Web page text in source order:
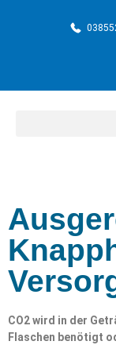
CO2 wird in der
Flaschen benötigt